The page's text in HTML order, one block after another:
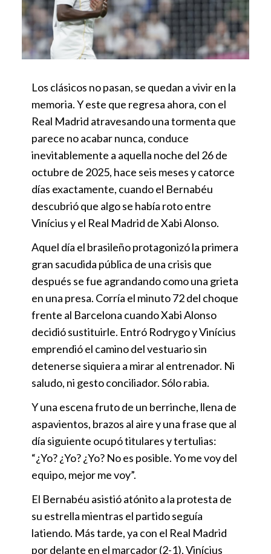
Los clásicos no pasan, se quedan a vivir en la
memoria. Y este que regresa ahora, con el
Real Madrid atravesando una tormenta que
parece no acabar nunca, conduce
inevitablemente a aquella noche del 26 de
octubre de 2025, hace seis meses y catorce
días exactamente, cuando el Bernabéu
descubrió que algo se había roto entre
Vinícius y el Real Madrid de Xabi Alonso.
Aquel día el brasileño protagonizó la primera
gran sacudida pública de una crisis que
después se fue agrandando como una grieta
en una presa. Corría el minuto 72 del choque
frente al Barcelona cuando Xabi Alonso
decidió sustituirle. Entró Rodrygo y Vinícius
emprendió el camino del vestuario sin
detenerse siquiera a mirar al entrenador. Ni
saludo, ni gesto conciliador. Sólo rabia.
Y una escena fruto de un berrinche, llena de
aspavientos, brazos al aire y una frase que al
día siguiente ocupó titulares y tertulias:
“¿Yo? ¿Yo? ¿Yo? No es posible. Yo me voy del
equipo, mejor me voy”.
El Bernabéu asistió atónito a la protesta de
su estrella mientras el partido seguía
latiendo. Más tarde, ya con el Real Madrid
por delante en el marcador (2-1), Vinícius